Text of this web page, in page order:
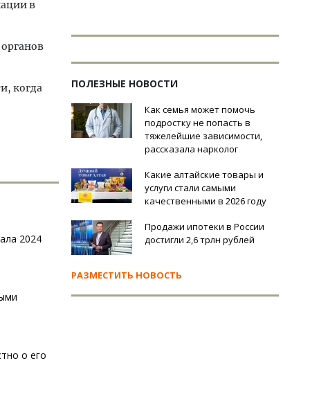
в
когда
2024
о его
ПОЛЕЗНЫЕ НОВОСТИ
Как семья может помочь
подростку не попасть в
тяжелейшие зависимости,
рассказала нарколог
Какие алтайские товары и
услуги стали самыми
качественными в 2026 году
Продажи ипотеки в России
достигли 2,6 трлн рублей
РАЗМЕСТИТЬ НОВОСТЬ